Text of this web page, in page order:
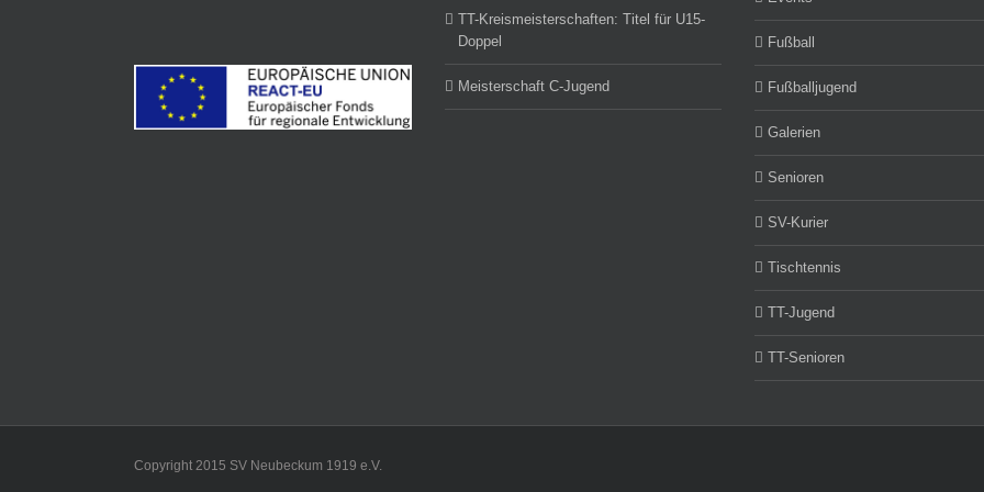
TT-Kreismeisterschaften: Titel für U15-
Doppel
Meisterschaft C-Jugend
Fußball
Fußballjugend
Galerien
Senioren
SV-Kurier
Tischtennis
TT-Jugend
TT-Senioren
Copyright 2015 SV Neubeckum 1919 e.V.